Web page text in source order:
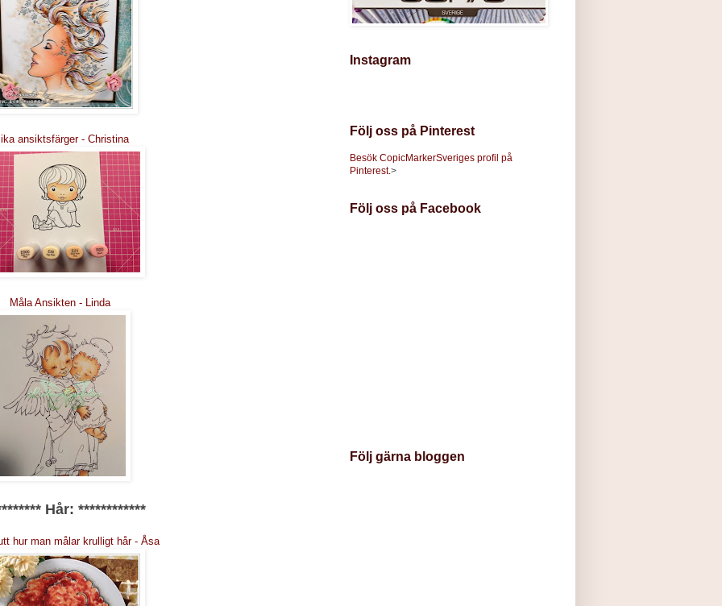
ansiktsfärger - Christina
Måla Ansikten - Linda
Hår: ************
hur man målar krulligt hår - Åsa
Instagram
Följ oss på Pinterest
Besök CopicMarkerSveriges profil på
Pinterest.>
Följ oss på Facebook
Följ gärna bloggen